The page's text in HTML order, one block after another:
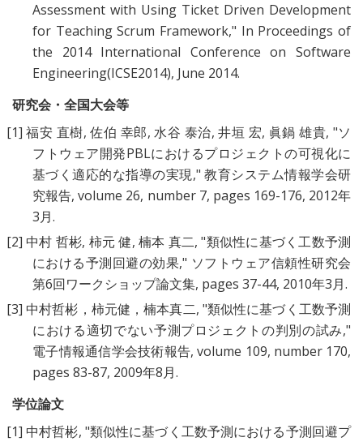
Assessment with Using Ticket Driven Development
for Teaching Scrum Framework," In Proceedings of
the 2014 International Conference on Software
Engineering(ICSE2014), June 2014.
研究会・全国大会等
[1] 福安 直樹, 佐伯 幸郎, 水谷 泰治, 井垣 宏, 眞鍋 雄貴, "ソ
フトウェア開発PBLにおけるプロジェクトの可視化に
基づく適応的な指導の実現," 教育システム情報学会研
究報告, volume 26, number 7, pages 169-176, 2012年
3月.
[2] 中村 哲彬, 柿元 健, 楠本 真二, "類似性に基づく工数予測
における予測回避の効果," ソフトウェア信頼性研究会
第6回ワークショップ論文集, pages 37-44, 2010年3月.
[3] 中村哲彬，柿元健，楠本真二, "類似性に基づく工数予測
における適切でない予測プロジェクトの判別の試み,"
電子情報通信学会技術報告, volume 109, number 170,
pages 83-87, 2009年8月.
学位論文
[1] 中村哲彬, "類似性に基づく工数予測における予測回避プ